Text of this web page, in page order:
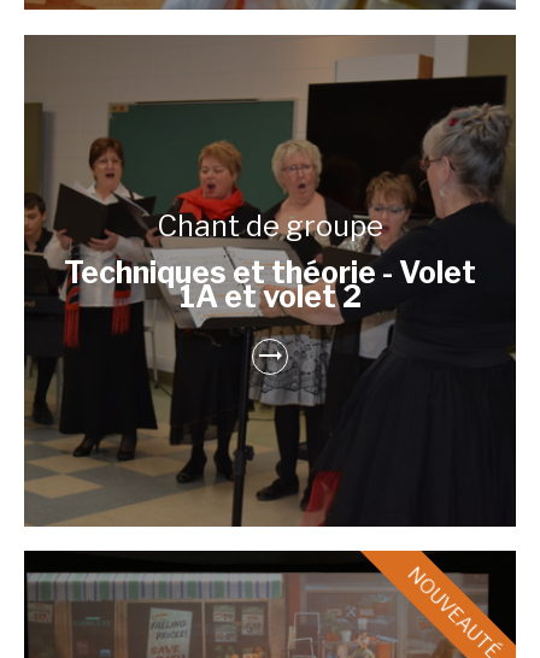
Chant de groupe
Techniques et théorie - Volet
1A et volet 2